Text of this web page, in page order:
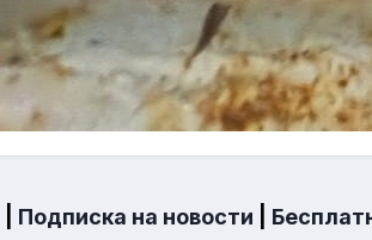
Подписка на новости